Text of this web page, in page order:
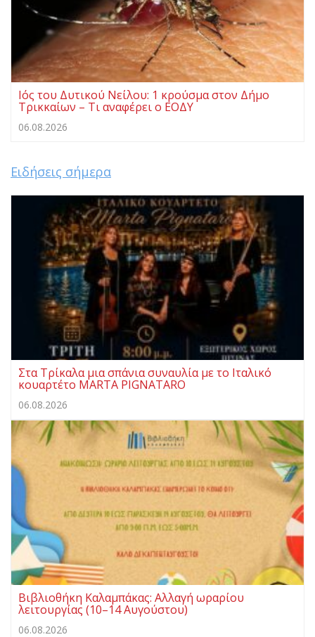
Ιός του Δυτικού Νείλου: 1 κρούσμα στον Δήμο
Τρικκαίων – Τι αναφέρει ο ΕΟΔΥ
06.08.2026
Ειδήσεις σήμερα
Στα Τρίκαλα μια σπάνια συναυλία με το Ιταλικό
κουαρτέτο MARTA PIGNATARO
06.08.2026
Βιβλιοθήκη Καλαμπάκας: Αλλαγή ωραρίου
λειτουργίας (10–14 Αυγούστου)
06.08.2026